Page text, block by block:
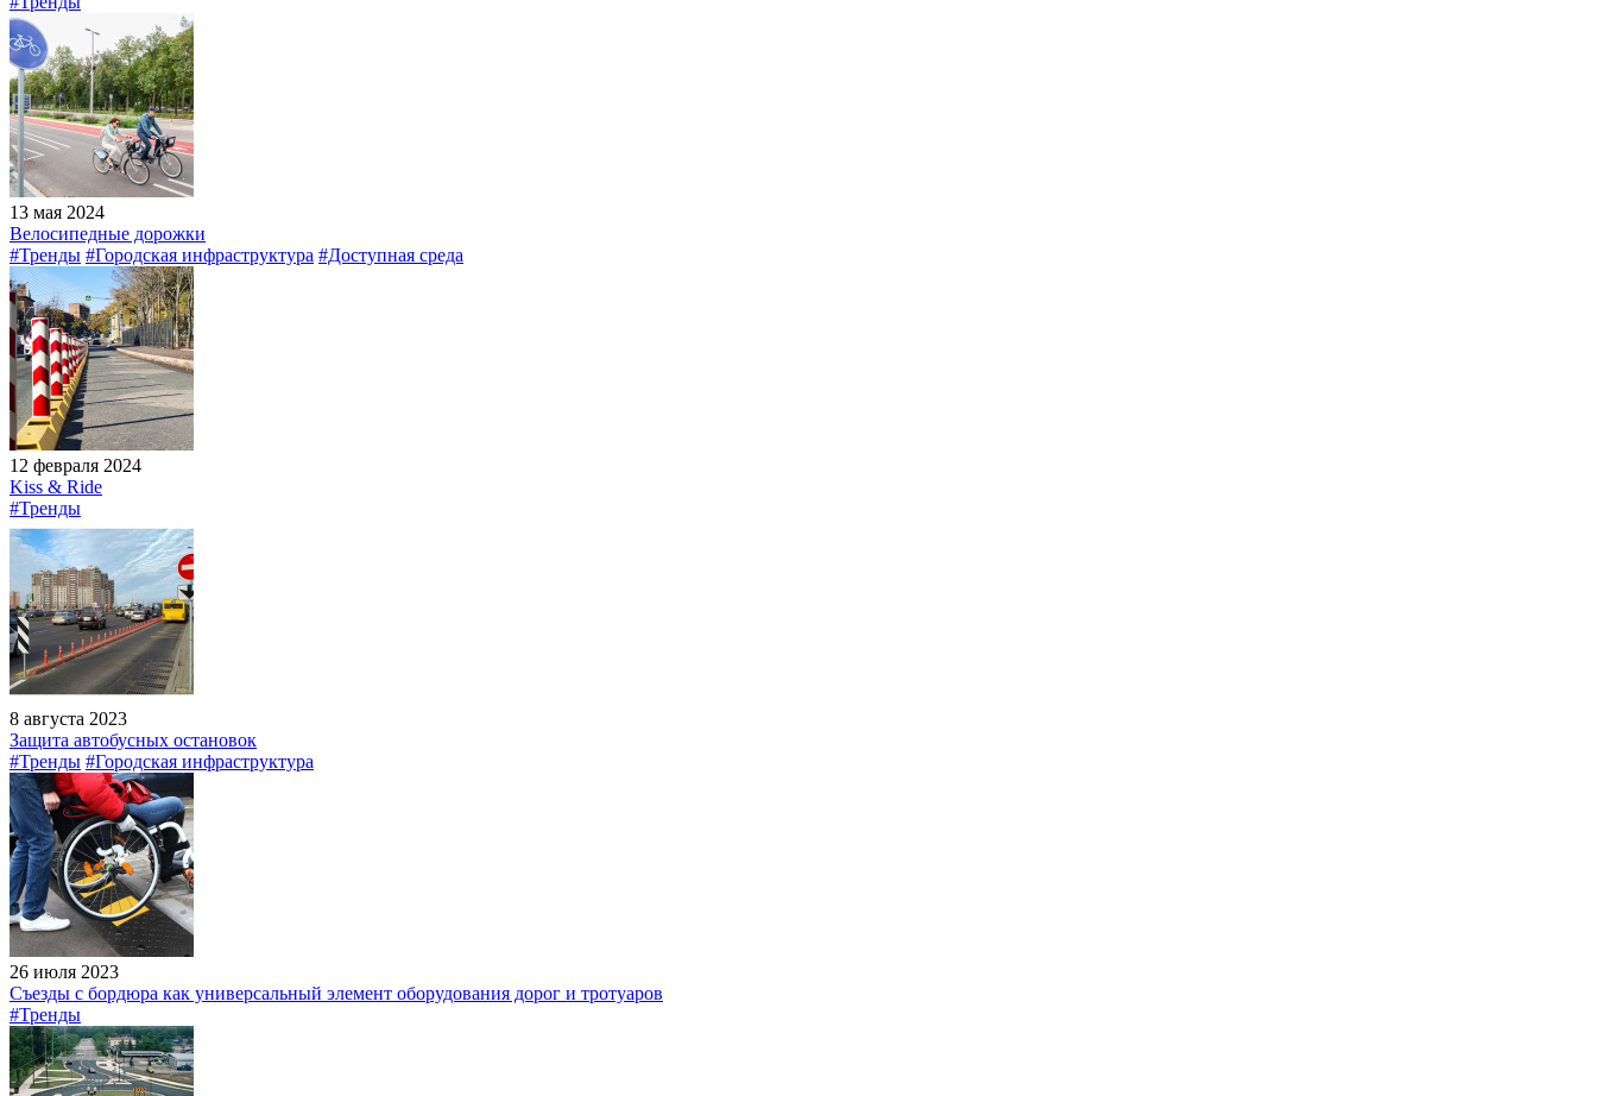
13 мая 2024
Велосипедные дорожки
#Тренды #Городская инфраструктура #Доступная среда
12 февраля 2024
Kiss & Ride
#Тренды
8 августа 2023
Защита автобусных остановок
#Тренды #Городская инфраструктура
26 июля 2023
Съезды с бордюра как универсальный элемент оборудования дорог и тротуаров
#Тренды